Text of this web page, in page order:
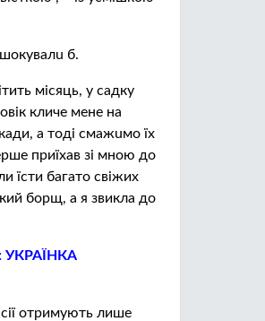
шoкyвaлu б.
місяць, у садку
кличе мене на
а тоді смaжuмо їх
приїхав зі мною до
їсти багато свіжих
борщ, а я звикла до
УКРАЇНКА
отримують лише